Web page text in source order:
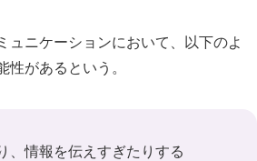
ュニケーションにおいて、以下のよ
性があるという。
、情報を伝えすぎたりする